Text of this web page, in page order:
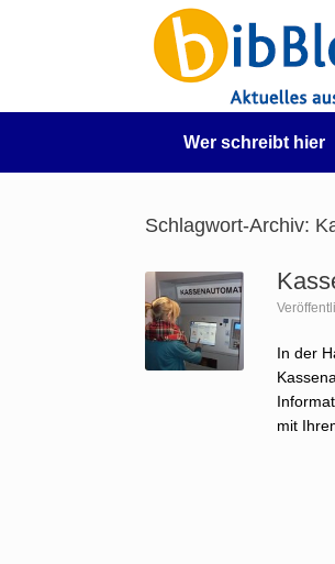
Wer schreibt hier
Schlagwort-Archiv:
In der
mit